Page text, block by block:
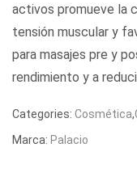
activos promueve la
tensión muscular y
para masajes pre y
rendimiento y a
Categories: Cosmética,
Marca: Palacio